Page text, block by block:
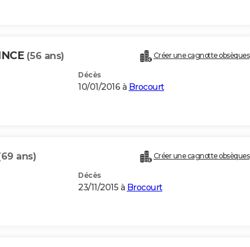
(56 ans) Créer une cagnotte obsèques
Décès
10/01/2016 à Brocourt
ans) Créer une cagnotte obsèques
Décès
23/11/2015 à Brocourt